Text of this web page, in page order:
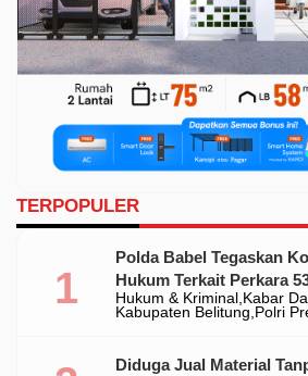
TERPOPULER
Hukum & Kriminal
Kabar
Kabupaten Belitung Polri
Polda Babel Tegaskan
Hukum Terkait Perkara
Ilegal Di Belitung
Diduga Jual Material